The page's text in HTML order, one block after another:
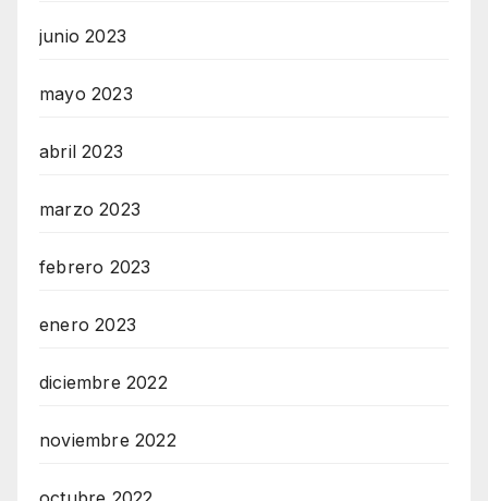
junio 2023
mayo 2023
abril 2023
marzo 2023
febrero 2023
enero 2023
diciembre 2022
noviembre 2022